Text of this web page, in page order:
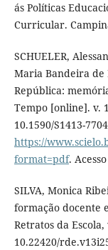
ás Políticas
Curricular.
SCHUELER,
Maria Bandeira de
República:
Tempo [online]. v.
10.1590/S1413-
https://
format=pdf.
SILVA, Monica
formação docente
Retratos da Escola,
10.22420/